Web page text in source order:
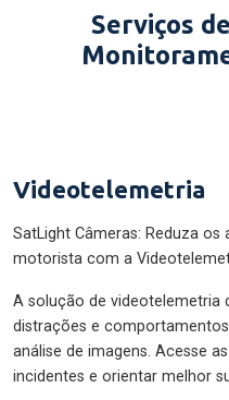
Serviços
Videotelemetria
SatLight Câmeras: Reduza os
motorista com a
A solução de videotelemetria
distrações e
análise de imagens. Acesse
incidentes e orientar melhor